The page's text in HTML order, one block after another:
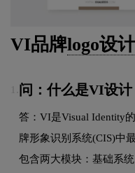
VI品牌logo设计
问：什么是VI设
答：VI是Visual Identity
牌形象识别系统(CIS)中
包含两大模块：基础系